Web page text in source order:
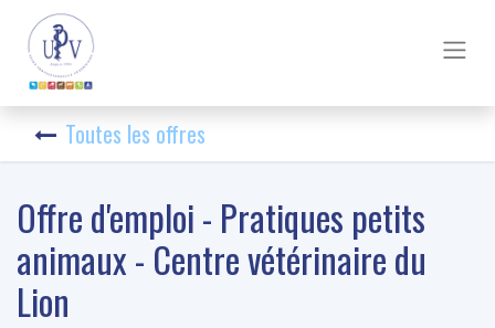
Toutes les offres
Offre d'emploi - Pratiques petits
animaux - Centre vétérinaire du
Lion